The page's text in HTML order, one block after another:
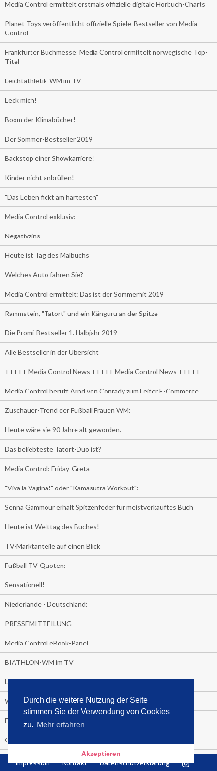
Durch die weitere Nutzung der Seite
stimmen Sie der Verwendung von Cookies
zu. Mehr erfahren
Akzeptieren
Media Control ermittelt erstmals offizielle digitale Hörbuch-Charts
Planet Toys veröffentlicht offizielle Spiele-Bestseller von Media
Control
Frankfurter Buchmesse: Media Control ermittelt norwegische Top-
Titel
Leichtathletik-WM im TV
Leck mich!
Boom der Klimabücher!
Der Sommer-Bestseller 2019
Backstop einer Showkarriere!
Kinder nicht anbrüllen!
"Das Leben fickt am härtesten"
Media Control exklusiv:
Negativzins
Heute ist Tag des Malbuchs
Welches Auto fahren Sie?
Media Control ermittelt: Das ist der Sommerhit 2019
Rammstein, "Tatort" und ein Känguru an der Spitze
Die Promi-Bestseller 1. Halbjahr 2019
Alle Bestseller in der Übersicht
+++++ Media Control News +++++ Media Control News +++++
Media Control beruft Arnd von Conrady zum Leiter E-Commerce
Zuschauer-Trend der Fußball Frauen WM:
Heute wäre sie 90 Jahre alt geworden.
Das beliebteste Tatort-Duo ist?
Media Control: Friday-Greta
"Viva la Vagina!" oder "Kamasutra Workout":
Senna Gammour erhält Spitzenfeder für meistverkauftes Buch
Heute ist Welttag des Buches!
TV-Marktanteile auf einen Blick
Fußball TV-Quoten:
Sensationell!
Niederlande - Deutschland:
PRESSEMITTEILUNG
Media Control eBook-Panel
BIATHLON-WM im TV
Lagerfelds N°5
Wer schaut täglich fast sieben Stunden Fernsehen?
Es Pilchert allerorten
Geheime Promi-Bücher-Bestenliste
Impressum Kontakt Datenschutzerklärung